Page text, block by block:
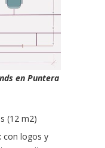
en Puntera
(12 m2)
con logos y